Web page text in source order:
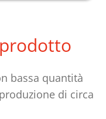
bassa quantità
di circa